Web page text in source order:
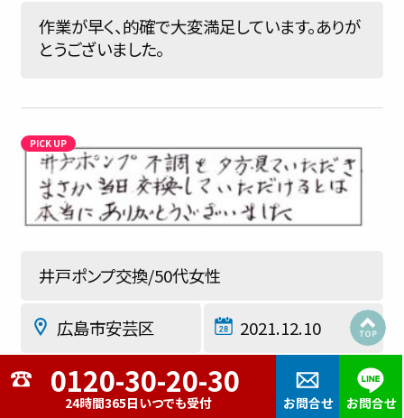
24時間365日いつでも受付 お問合せ お問合せ
作業が早く、的確で大変満足しています。ありが
とうございました。
井戸ポンプ交換/50代女性
広島市安芸区 2021.12.10
★★★★★